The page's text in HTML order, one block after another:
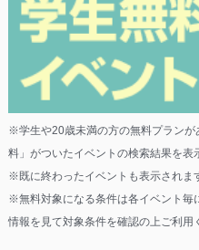
※学生や20歳未満の方の無料プラン
料」がついたイベントの検索結果を表
※既に終わったイベントも表示されま
※無料対象になる条件は各イベント毎
情報を見て対象条件を確認の上ご利用